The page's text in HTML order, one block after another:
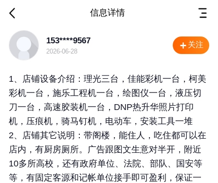
信息详情
广西 南宁 店面转让
153****9567
2026-06-28
关注
1、店铺设备介绍：理光三台，佳能彩机一台，柯美
彩机一台，施乐工程机一台，绘图仪一台，液压切
刀一台，高速胶装机一台，DNP热升华照片打印
机，压痕机，骑马钉机，电动车，安装工具一堆
2、店铺其它说明：带阁楼，能住人，吃住都可以在
店内，有厨房厕所。广告跟图文生意对半开，附近
10多所高校，还有政府单位、法院、部队、国安等
等，有固定客源和记帐单位接手即可盈利，保证一